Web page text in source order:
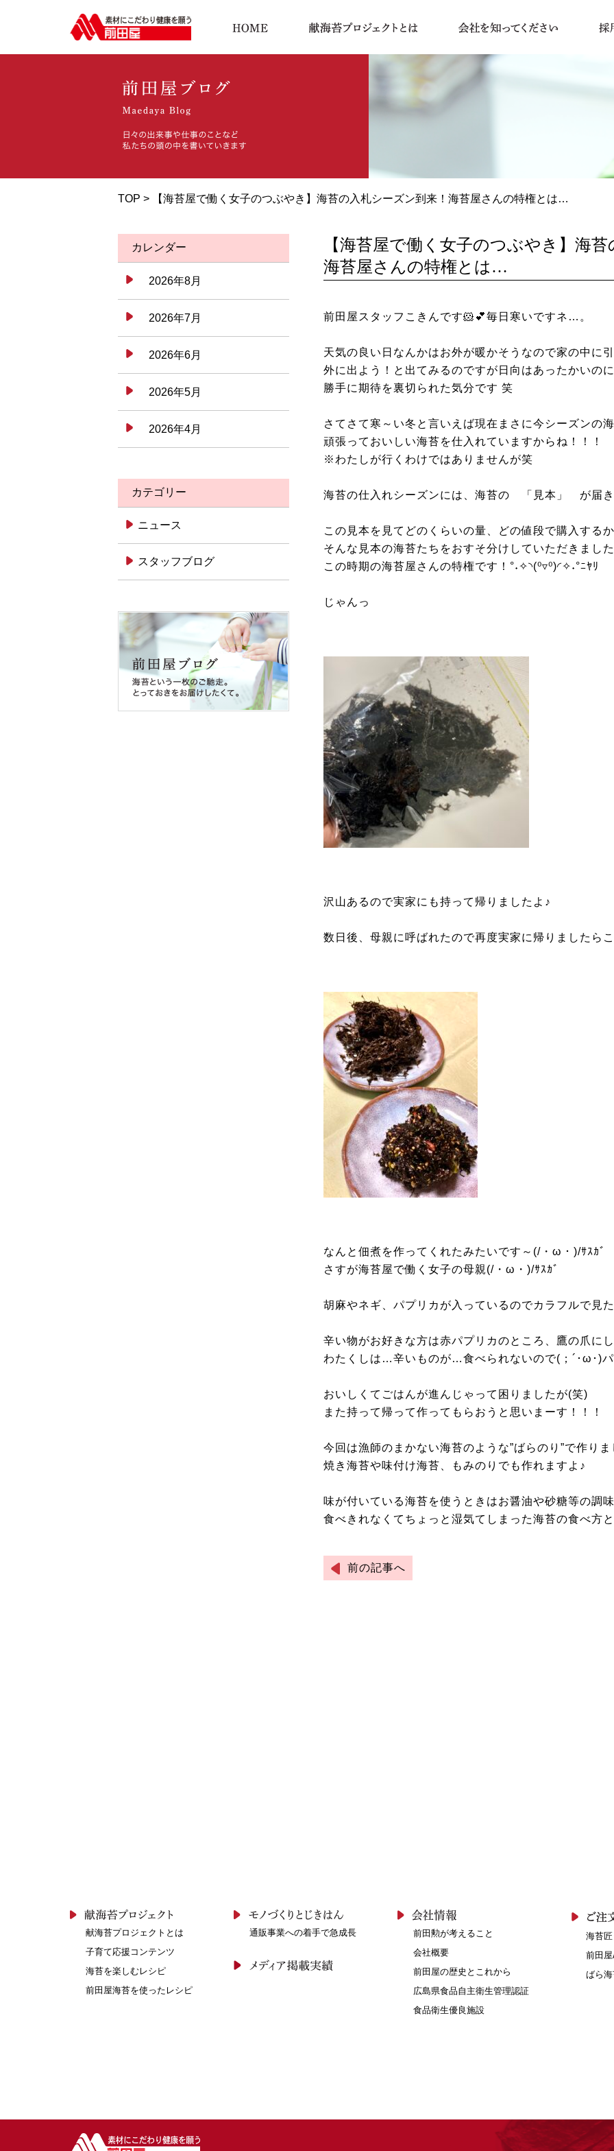
TOP > 【海苔屋で働く女子のつぶやき】海苔の入札シーズン到来！海苔屋さんの特権とは…
カレンダー
2026年8月
2026年7月
2026年6月
2026年5月
2026年4月
カテゴリー
ニュース
スタッフブログ
【海苔屋で働く女子のつぶやき】海苔
海苔屋さんの特権とは…
前田屋スタッフこきんです🐹💕毎日寒いですネ…。
天気の良い日なんかはお外が暖かそうなので家の中に
外に出よう！と出てみるのですが日向はあったかいの
勝手に期待を裏切られた気分です 笑
さてさて寒～い冬と言いえば現在まさに今シーズンの
頑張っておいしい海苔を仕入れていますからね！！！
※わたしが行くわけではありませんが笑
海苔の仕入れシーズンには、海苔の 「見本」 が届き
この見本を見てどのくらいの量、どの値段で購入する
そんな見本の海苔たちをおすそ分けしていただきまし
この時期の海苔屋さんの特権です！°˖✧◝(⁰▿⁰)◜✧˖°ﾆﾔﾘ
じゃんっ
沢山あるので実家にも持って帰りましたよ♪
数日後、母親に呼ばれたので再度実家に帰りましたら
なんと佃煮を作ってくれたみたいです～(/・ω・)/ｻｽｶﾞ
さすが海苔屋で働く女子の母親(/・ω・)/ｻｽｶﾞ
胡麻やネギ、パプリカが入っているのでカラフルで見た
辛い物がお好きな方は赤パプリカのところ、鷹の爪に
わたくしは…辛いものが…食べられないので(；´･ω･)
おいしくてごはんが進んじゃって困りましたが(笑)
また持って帰って作ってもらおうと思いまーす！！！
今回は漁師のまかない海苔のような”ばらのり”で作りま
焼き海苔や味付け海苔、もみのりでも作れますよ♪
味が付いている海苔を使うときはお醤油や砂糖等の調
食べきれなくてちょっと湿気てしまった海苔の食べ方
前の記事へ
献海苔プロジェクトとは
子育て応援コンテンツ
海苔を楽しむレシピ
前田屋海苔を使ったレシピ
通販事業への着手で急成長
前田勲が考えること
会社概要
前田屋の歴史とこれから
広島県食品自主衛生管理認証
食品衛生優良施設
海苔
前田
ばら